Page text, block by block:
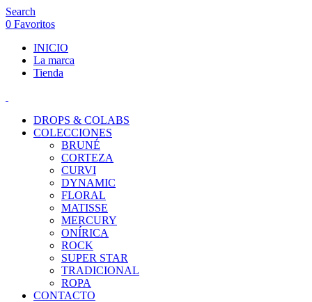
Search
0 Favoritos
INICIO
La marca
Tienda
DROPS & COLABS
COLECCIONES
BRUNÉ
CORTEZA
CURVI
DYNAMIC
FLORAL
MATISSE
MERCURY
ONÍRICA
ROCK
SUPER STAR
TRADICIONAL
ROPA
CONTACTO